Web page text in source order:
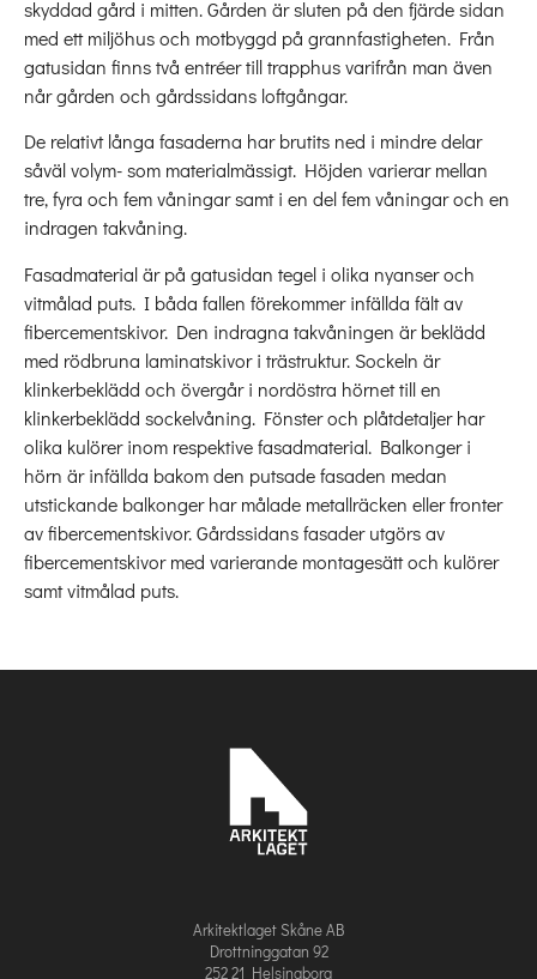
skyddad gård i mitten. Gården är sluten på den fjärde sidan
med ett miljöhus och motbyggd på grannfastigheten. Från
gatusidan finns två entréer till trapphus varifrån man även
når gården och gårdssidans loftgångar.
De relativt långa fasaderna har brutits ned i mindre delar
såväl volym- som materialmässigt. Höjden varierar mellan
tre, fyra och fem våningar samt i en del fem våningar och en
indragen takvåning.
Fasadmaterial är på gatusidan tegel i olika nyanser och
vitmålad puts. I båda fallen förekommer infällda fält av
fibercementskivor. Den indragna takvåningen är beklädd
med rödbruna laminatskivor i trästruktur. Sockeln är
klinkerbeklädd och övergår i nordöstra hörnet till en
klinkerbeklädd sockelvåning. Fönster och plåtdetaljer har
olika kulörer inom respektive fasadmaterial. Balkonger i
hörn är infällda bakom den putsade fasaden medan
utstickande balkonger har målade metallräcken eller fronter
av fibercementskivor. Gårdssidans fasader utgörs av
fibercementskivor med varierande montagesätt och kulörer
samt vitmålad puts.
Arkitektlaget Skåne AB
Drottninggatan 92
252 21 Helsingborg